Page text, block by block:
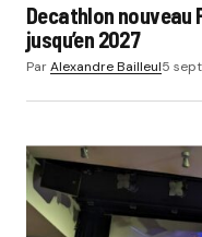
Decathlon nouveau
jusqu’en 2027
ParAlexandre Bailleul5